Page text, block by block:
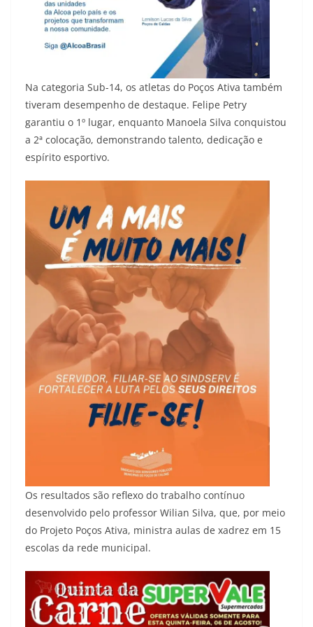
Na categoria Sub-14, os atletas do Poços Ativa também
tiveram desempenho de destaque. Felipe Petry
garantiu o 1º lugar, enquanto Manoela Silva conquistou
a 2ª colocação, demonstrando talento, dedicação e
espírito esportivo.
Os resultados são reflexo do trabalho contínuo
desenvolvido pelo professor Wilian Silva, que, por meio
do Projeto Poços Ativa, ministra aulas de xadrez em 15
escolas da rede municipal.